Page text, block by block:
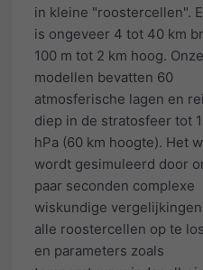
in kleine "roostercellen".
is ongeveer 4 tot 40 km
100 m tot 2 km hoog. Onze
modellen bevatten 60
atmosferische lagen en
diep in de stratosfeer tot
hPa (60 km hoogte). Het
wordt gesimuleerd door
paar seconden complexe
wiskundige
alle roostercellen op te
en parameters zoals